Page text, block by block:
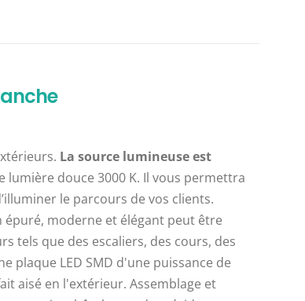
La source lumineuse est
lumière douce 3000 K. Il vous permettra
le parcours de vos clients.
épuré, moderne et élégant peut être
tels que des escaliers, des cours, des
plaque LED SMD d'une puissance de
aisé en l'extérieur. Assemblage et